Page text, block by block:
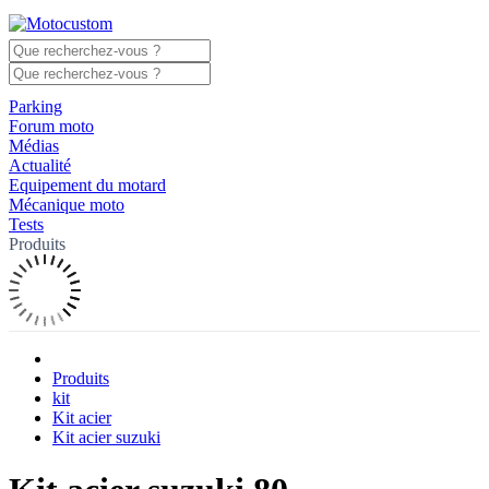
Parking
Forum moto
Médias
Actualité
Equipement du motard
Mécanique moto
Tests
Produits
Produits
kit
Kit acier
Kit acier suzuki